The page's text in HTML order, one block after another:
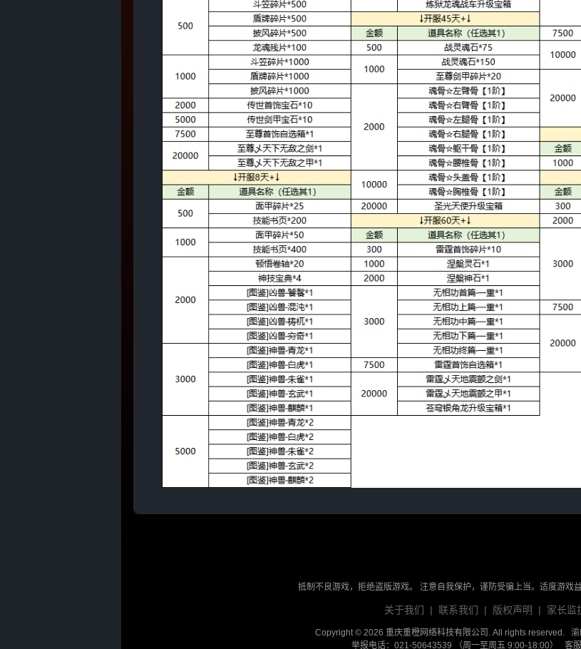
3.以实际支付金额为准，游戏内充值红包金额不算。
抵制不良游戏，拒绝盗版游戏。 注意自我保护，谨防受骗上当。适度游戏
关于我们 | 联系我们 | 版权声明 | 家长监
Copyright © 2026 重庆重橙网络科技有限公司. All rights reserved.
举报电话：021-50643539 （周一至周五 9:00-18:00） 客